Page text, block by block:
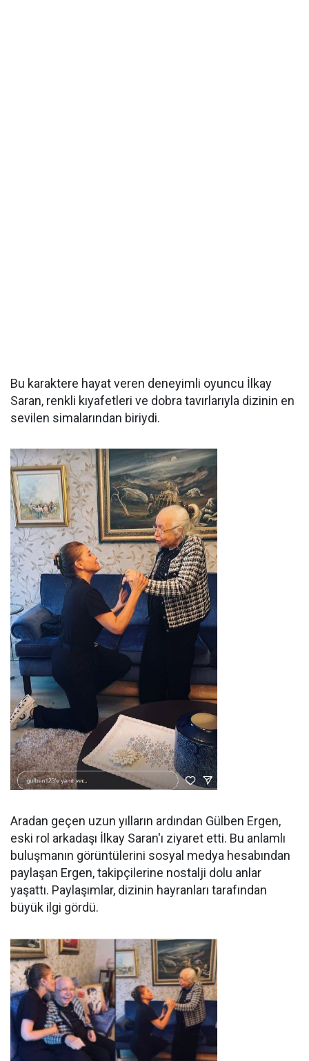
Bu karaktere hayat veren deneyimli oyuncu İlkay
Saran, renkli kıyafetleri ve dobra tavırlarıyla dizinin en
sevilen simalarından biriydi.
Aradan geçen uzun yılların ardından Gülben Ergen,
eski rol arkadaşı İlkay Saran'ı ziyaret etti. Bu anlamlı
buluşmanın görüntülerini sosyal medya hesabından
paylaşan Ergen, takipçilerine nostalji dolu anlar
yaşattı. Paylaşımlar, dizinin hayranları tarafından
büyük ilgi gördü.